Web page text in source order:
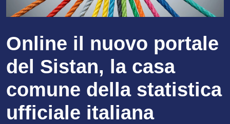
Online il nuovo portale
del Sistan, la casa
comune della statistica
ufficiale italiana